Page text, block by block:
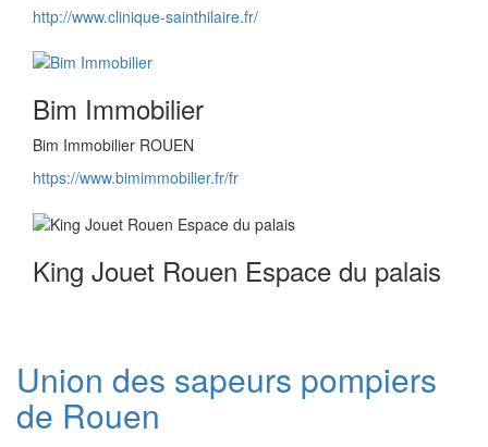
http://www.clinique-sainthilaire.fr/
Bim Immobilier
Bim Immobilier ROUEN
https://www.bimimmobilier.fr/fr
King Jouet Rouen Espace du palais
Union des sapeurs pompiers
de Rouen